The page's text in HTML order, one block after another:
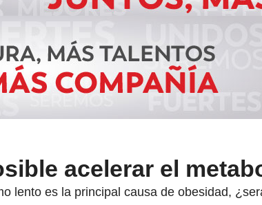
acelerar el
lento es la principal causa de obesidad,